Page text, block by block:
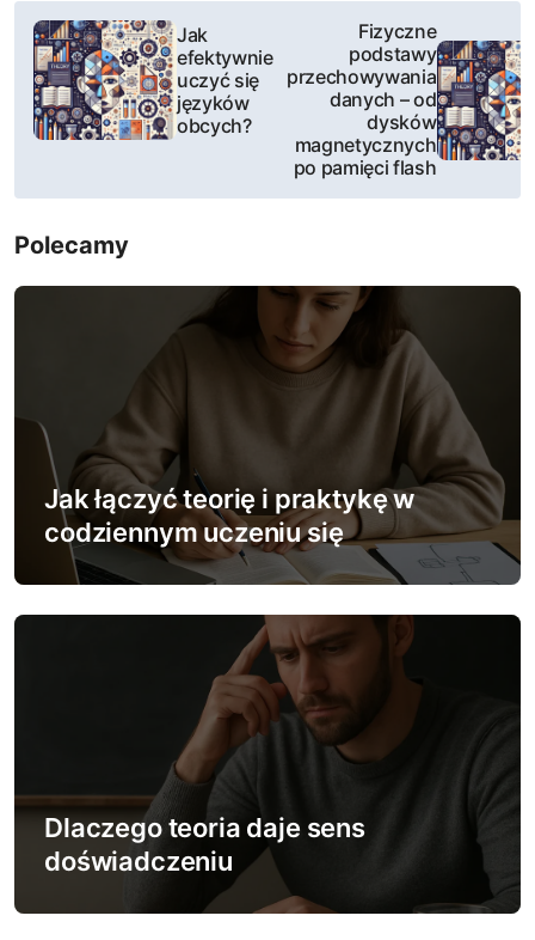
N
w
a
i
s
Jak
efektywnie
uczyć się
języków
obcych?
Fizyczne
podstawy
przechowywania
danych – od
dysków
magnetycznych
po pamięci flash
Polecamy
Jak łączyć teorię i praktykę w
codziennym uczeniu się
Dlaczego teoria daje sens
doświadczeniu